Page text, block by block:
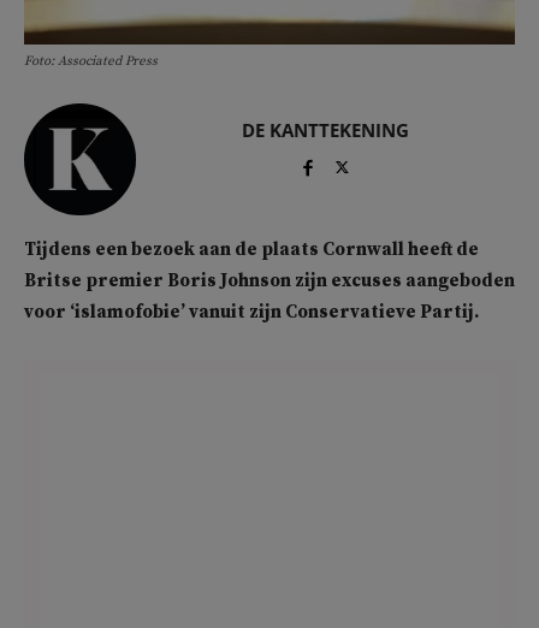
Foto: Associated Press
DE KANTTEKENING
Tijdens een bezoek aan de plaats Cornwall heeft de
Britse premier Boris Johnson zijn excuses aangeboden
voor ‘islamofobie’ vanuit zijn Conservatieve Partij.